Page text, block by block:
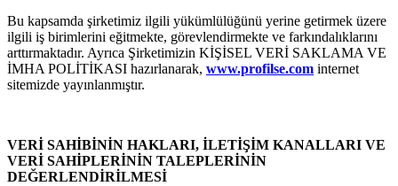
Bu kapsamda şirketimiz ilgili yükümlülüğünü yerine getirmek üzere
ilgili iş birimlerini eğitmekte, görevlendirmekte ve farkındalıklarını
arttırmaktadır. Ayrıca Şirketimizin KİŞİSEL VERİ SAKLAMA VE
İMHA POLİTİKASI hazırlanarak, www.profilse.com internet
sitemizde yayınlanmıştır.
VERİ SAHİBİNİN HAKLARI, İLETİŞİM KANALLARI VE
VERİ SAHİPLERİNİN TALEPLERİNİN
DEĞERLENDİRİLMESİ